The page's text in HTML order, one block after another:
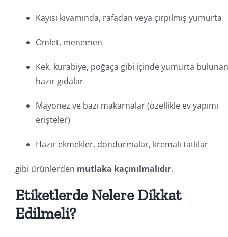
Kayısı kıvamında, rafadan veya çırpılmış yumurta
Omlet, menemen
Kek, kurabiye, poğaça gibi içinde yumurta bulunan
hazır gıdalar
Mayonez ve bazı makarnalar (özellikle ev yapımı
erişteler)
Hazır ekmekler, dondurmalar, kremalı tatlılar
gibi ürünlerden mutlaka kaçınılmalıdır.
Etiketlerde Nelere Dikkat
Edilmeli?